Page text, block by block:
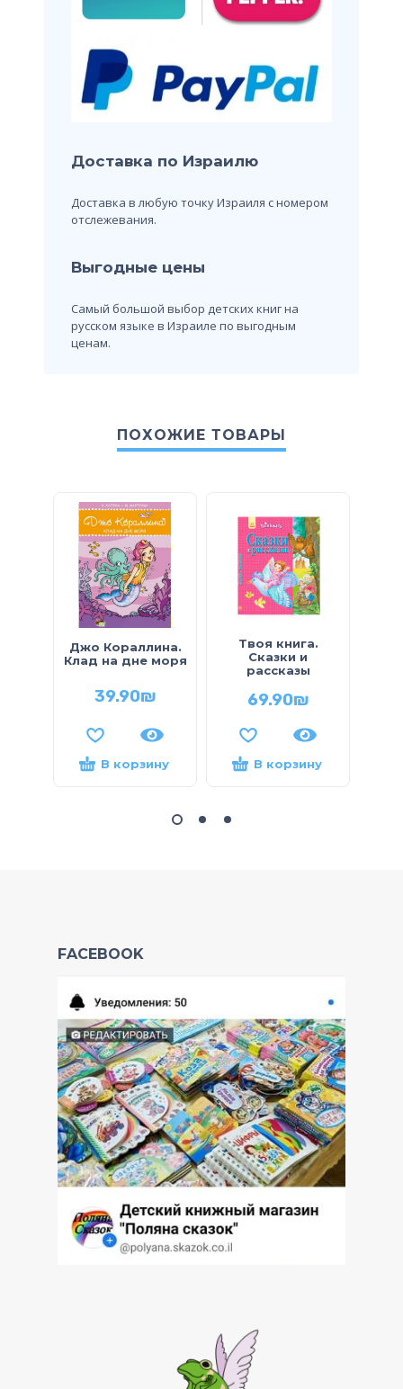
Доставка по Израилю
Доставка в любую точку Израиля с номером
отслежевания.
Выгодные цены
Самый большой выбор детских книг на
русском языке в Израиле по выгодным
ценам.
ПОХОЖИЕ ТОВАРЫ
Джо Кораллина.
Клад на дне моря
39.90₪
В корзину
Твоя книга.
Сказки и
рассказы
69.90₪
В корзину
FACEBOOK